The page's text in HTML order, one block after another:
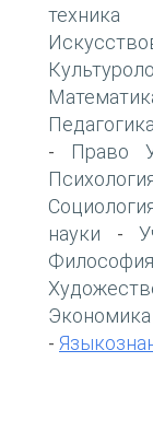
Педагогика
- Право
науки -
Философия
Экономика
-